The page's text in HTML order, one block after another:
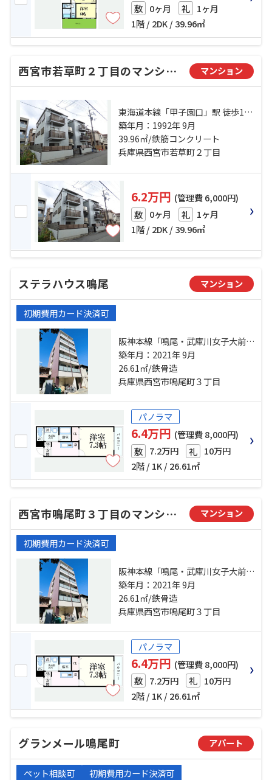
敷 0ヶ月 礼 1ヶ月
1階 / 2DK / 39.96㎡
西宮市若草町２丁目のマンション マンション
東海道本線「甲子園口」駅 徒歩17
分 阪神本線「甲子園」駅 徒歩15分
阪神本線「鳴尾・武庫川女子大前」
駅 徒歩14分
築年月：1992年 9月
39.96㎡/鉄筋コンクリート
兵庫県西宮市若草町２丁目
6.2万円 (管理費 6,000円)
敷 0ヶ月 礼 1ヶ月
1階 / 2DK / 39.96㎡
ステラハウス鳴尾 マンション
初期費用カード決済可
阪神本線「鳴尾・武庫川女子大前」
駅 徒歩1分 阪神本線「甲子園」
駅 徒歩10分 阪神本線「武庫川」
駅 徒歩18分
築年月：2021年 9月
26.61㎡/鉄骨造
兵庫県西宮市鳴尾町３丁目
パノラマ
6.4万円 (管理費 8,000円)
敷 7.2万円 礼 10万円
2階 / 1K / 26.61㎡
西宮市鳴尾町３丁目のマンション マンション
初期費用カード決済可
阪神本線「鳴尾・武庫川女子大前」
駅 徒歩1分 阪神本線「甲子園」
駅 徒歩10分 阪神本線「武庫川」
駅 徒歩18分
築年月：2021年 9月
26.61㎡/鉄骨造
兵庫県西宮市鳴尾町３丁目
パノラマ
6.4万円 (管理費 8,000円)
敷 7.2万円 礼 10万円
2階 / 1K / 26.61㎡
グランメール鳴尾町 アパート
ペット相談可 初期費用カード決済可